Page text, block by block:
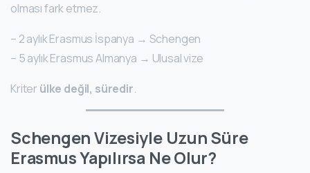
olması fark etmez.
– 2 aylık Erasmus İspanya → Schengen
– 5 aylık Erasmus Almanya → Ulusal vize
Kriter ülke değil, süredir.
Schengen Vizesiyle Uzun Süre
Erasmus Yapılırsa Ne Olur?